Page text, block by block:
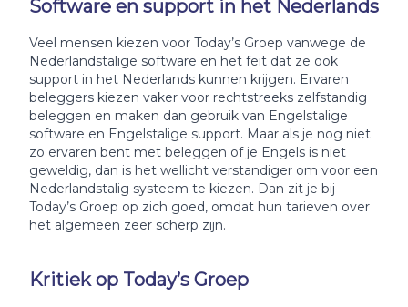
Software en support in het Nederlands
Veel mensen kiezen voor Today’s Groep vanwege de
Nederlandstalige software en het feit dat ze ook
support in het Nederlands kunnen krijgen. Ervaren
beleggers kiezen vaker voor rechtstreeks zelfstandig
beleggen en maken dan gebruik van Engelstalige
software en Engelstalige support. Maar als je nog niet
zo ervaren bent met beleggen of je Engels is niet
geweldig, dan is het wellicht verstandiger om voor een
Nederlandstalig systeem te kiezen. Dan zit je bij
Today’s Groep op zich goed, omdat hun tarieven over
het algemeen zeer scherp zijn.
Kritiek op Today’s Groep